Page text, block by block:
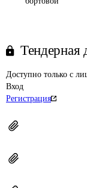
Тендерная
Доступно только с
Вход
Регистрация